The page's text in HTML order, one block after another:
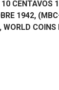
CENTAVOS
1942,
WORLD